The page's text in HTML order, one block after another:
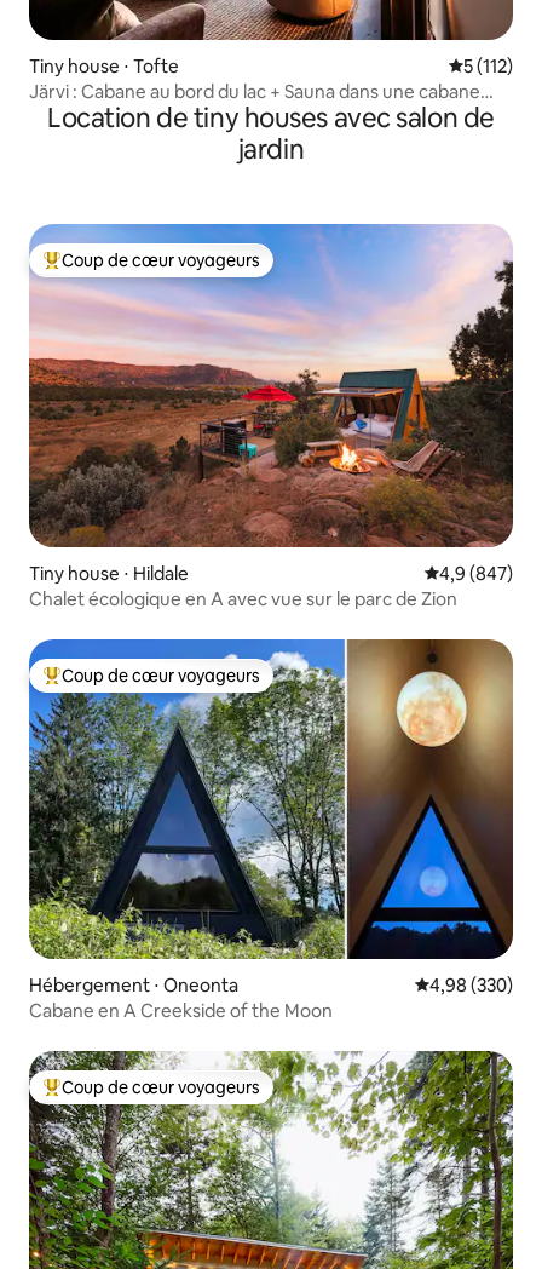
Tiny house ⋅ Tofte Évaluation
5 (112)
Järvi : Cabane au bord du lac + Sauna dans une cabane
dans les arbres
Location de tiny houses avec salon de
jardin
Coups de cœur voyageurs les plus appréciés
Coup de cœur voyageurs
Tiny house ⋅ Hildale Évaluation
4,9 (847)
Chalet écologique en A avec vue sur le parc de Zion
Coups de cœur voyageurs les plus appréciés
Coup de cœur voyageurs
Hébergement ⋅ Oneonta Évaluation
4,98 (330)
Cabane en A Creekside of the Moon
Coups de cœur voyageurs les plus appréciés
Coup de cœur voyageurs